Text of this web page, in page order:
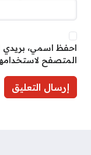
احفظ اسمي، بريدي
المتصفح